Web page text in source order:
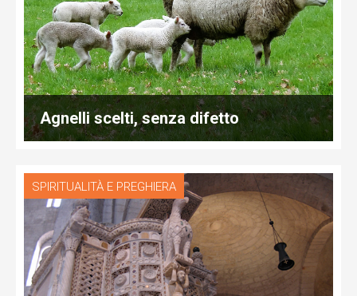
Agnelli scelti, senza difetto
SPIRITUALITÀ E PREGHIERA